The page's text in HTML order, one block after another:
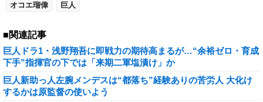
オコエ瑠偉 巨人
■関連記事
巨人ドラ1・浅野翔吾に即戦力の期待高まるが…“余裕ゼロ・育成
下手”指揮官の下では「来期二軍塩漬け」か
巨人新助っ人左腕メンデスは“都落ち”経験ありの苦労人 大化け
するかは原監督の使いよう